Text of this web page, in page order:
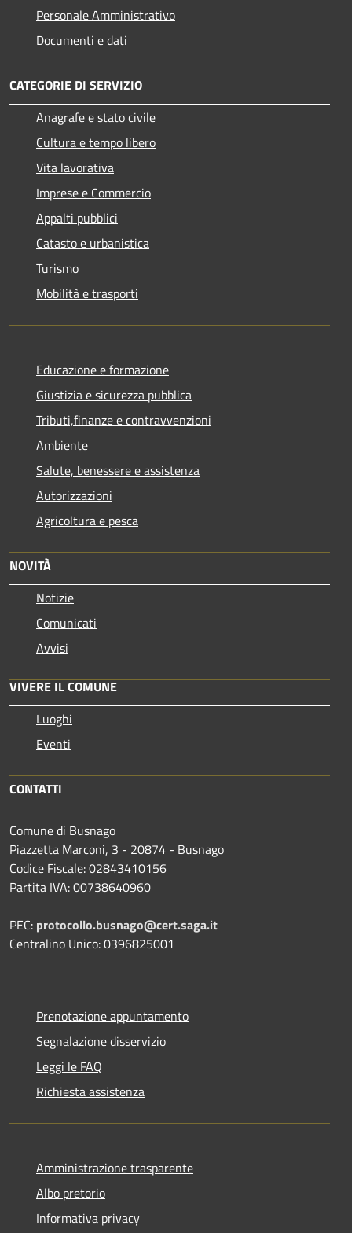
Personale Amministrativo
Documenti e dati
CATEGORIE DI SERVIZIO
Anagrafe e stato civile
Cultura e tempo libero
Vita lavorativa
Imprese e Commercio
Appalti pubblici
Catasto e urbanistica
Turismo
Mobilità e trasporti
Educazione e formazione
Giustizia e sicurezza pubblica
Tributi,finanze e contravvenzioni
Ambiente
Salute, benessere e assistenza
Autorizzazioni
Agricoltura e pesca
NOVITÀ
Notizie
Comunicati
Avvisi
VIVERE IL COMUNE
Luoghi
Eventi
CONTATTI
Comune di Busnago
Piazzetta Marconi, 3 - 20874 - Busnago
Codice Fiscale: 02843410156
Partita IVA: 00738640960
PEC: protocollo.busnago@cert.saga.it
Centralino Unico: 0396825001
Prenotazione appuntamento
Segnalazione disservizio
Leggi le FAQ
Richiesta assistenza
Amministrazione trasparente
Albo pretorio
Informativa privacy